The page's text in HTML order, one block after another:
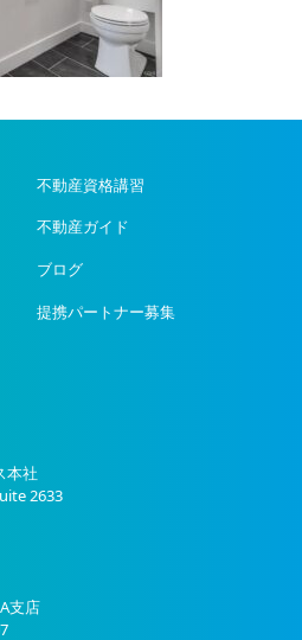
不動産資格講習
不動産ガイド
ブログ
提携パートナー募集
本社
2633
支店